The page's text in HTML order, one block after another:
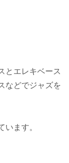
とエレキベース
などでジャズを
います。